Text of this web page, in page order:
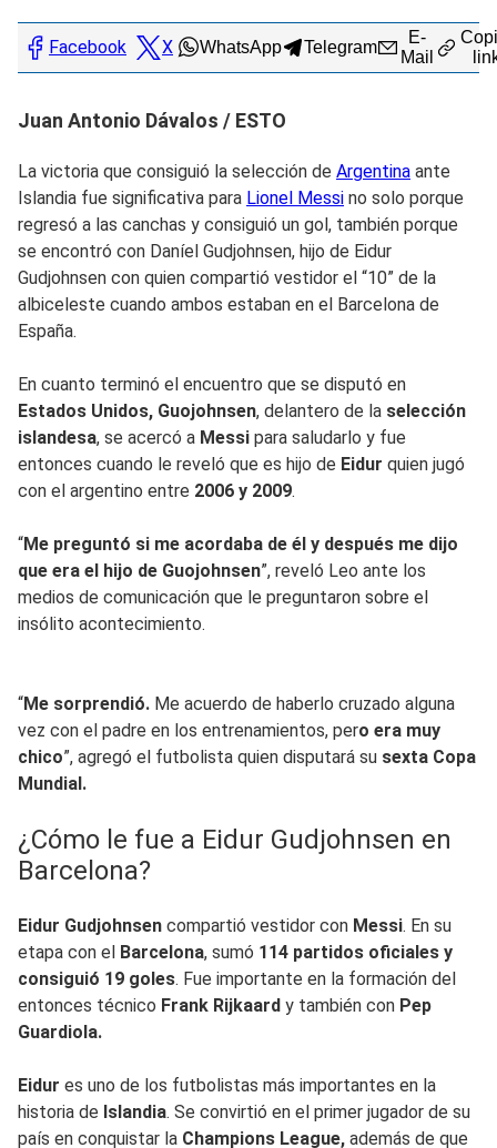
Facebook X WhatsApp Telegram
E-
Mail
Juan Antonio Dávalos / ESTO
La victoria que consiguió la selección de Argentina ante
Islandia fue significativa para Lionel Messi no solo porque
regresó a las canchas y consiguió un gol, también porque
se encontró con Daníel Gudjohnsen, hijo de Eidur
Gudjohnsen con quien compartió vestidor el “10” de la
albiceleste cuando ambos estaban en el Barcelona de
España.
En cuanto terminó el encuentro que se disputó en
Estados Unidos, Guojohnsen, delantero de la selección
islandesa, se acercó a Messi para saludarlo y fue
entonces cuando le reveló que es hijo de Eidur quien jugó
con el argentino entre 2006 y 2009.
“Me preguntó si me acordaba de él y después me dijo
que era el hijo de Guojohnsen”, reveló Leo ante los
medios de comunicación que le preguntaron sobre el
insólito acontecimiento.
“Me sorprendió. Me acuerdo de haberlo cruzado alguna
vez con el padre en los entrenamientos, pero era muy
chico”, agregó el futbolista quien disputará su sexta Copa
Mundial.
¿Cómo le fue a Eidur Gudjohnsen en
Barcelona?
Eidur Gudjohnsen compartió vestidor con Messi. En su
etapa con el Barcelona, sumó 114 partidos oficiales y
consiguió 19 goles. Fue importante en la formación del
entonces técnico Frank Rijkaard y también con Pep
Guardiola.
Eidur es uno de los futbolistas más importantes en la
historia de Islandia. Se convirtió en el primer jugador de su
país en conquistar la Champions League, además de que